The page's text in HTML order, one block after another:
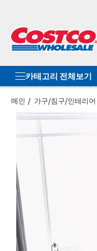
카테고리 전체보기
메인 가구/침구/인테리어